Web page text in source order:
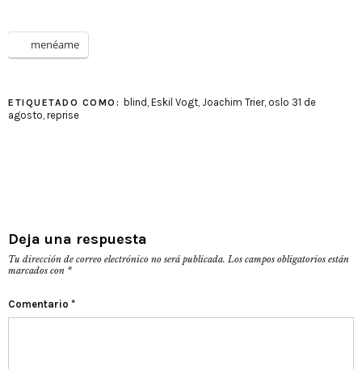
menéame
ETIQUETADO COMO: blind , Eskil Vogt, Joachim Trier, oslo 31 de
agosto, reprise
Deja una respuesta
Tu dirección de correo electrónico no será publicada. Los campos obligatorios están
marcados con *
Comentario *